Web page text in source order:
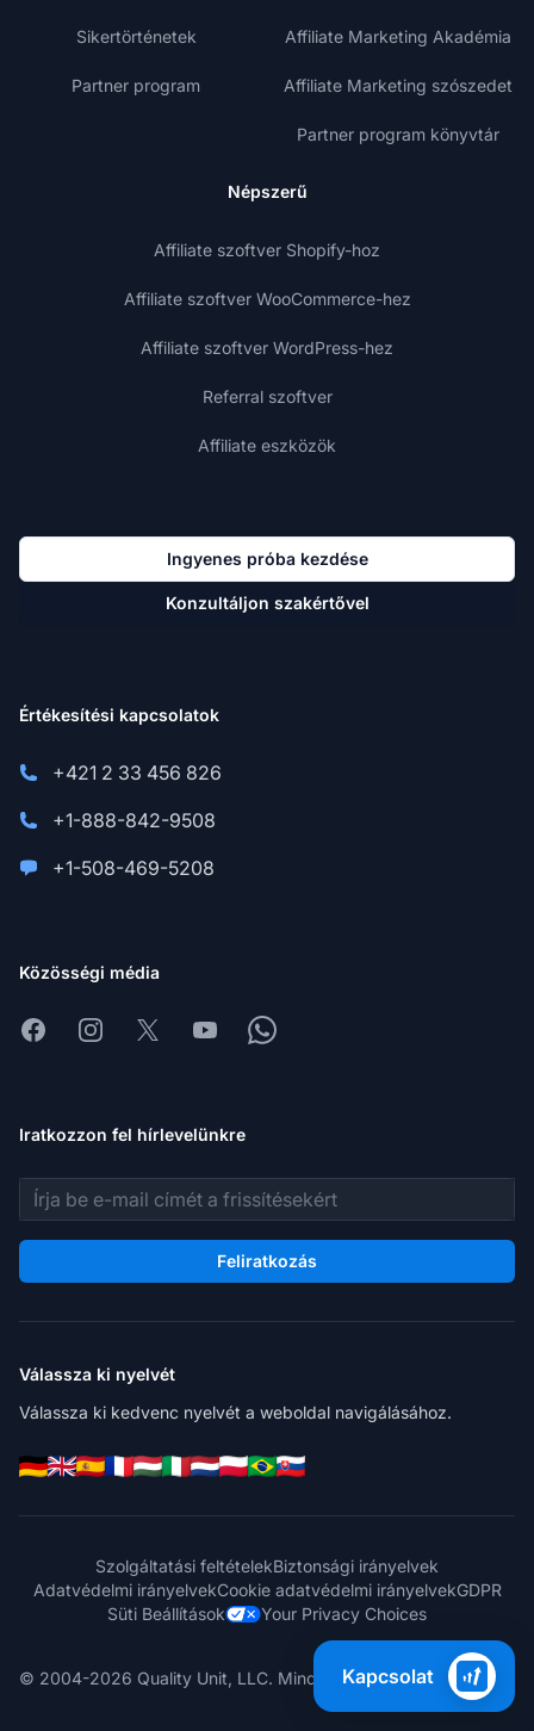
Sikertörténetek
Partner program
Affiliate Marketing Akadémia
Affiliate Marketing szószedet
Partner program könyvtár
Népszerű
Affiliate szoftver Shopify-hoz
Affiliate szoftver WooCommerce-hez
Affiliate szoftver WordPress-hez
Referral szoftver
Affiliate eszközök
Ingyenes próba kezdése
Konzultáljon szakértővel
Értékesítési kapcsolatok
+421 2 33 456 826
+1-888-842-9508
+1-508-469-5208
Közösségi média
FacebookInstagram
X YoutubeWhatsapp
Iratkozzon fel hírlevelünkre
E-mail cím
Feliratkozás
Válassza ki nyelvét
Válassza ki kedvenc nyelvét a weboldal navigálásához.
Szolgáltatási feltételekBiztonsági irányelvek
Adatvédelmi irányelvekCookie adatvédelmi irányelvekGDPR
Süti Beállítások
Your Privacy Choices
© 2004-2026 Quality Unit, LLC. Minden jog fenntartva.
Kapcsolat